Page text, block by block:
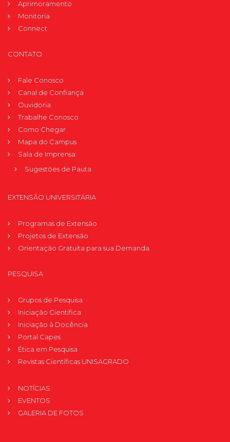
Aprimoramento
Monitoria
Connect
CONTATO
Fale Conosco
Canal de Confiança
Ouvidoria
Trabalhe Conosco
Como Chegar
Mapa do Campus
Sala de Imprensa
Sugestões de Pauta
EXTENSÃO UNIVERSITÁRIA
Programas de Extensão
Projetos de Extensão
Orientação Gratuita para sua Demanda
PESQUISA
Grupos de Pesquisa
Iniciação Científica
Iniciação à Docência
Portal Capes
Ética em Pesquisa
Revistas Científicas UNISAGRADO
NOTÍCIAS
EVENTOS
GALERIA DE FOTOS